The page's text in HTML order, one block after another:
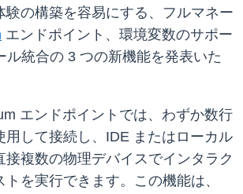
験の構築を容易にする、フルマネー
エンドポイント、環境変数のサポー
ル統合の 3 つの新機能を発表いた
エンドポイントでは、わずか数行
用して接続し、IDE またはローカル
接複数の物理デバイスでインタラク
トを実行できます。この機能は、